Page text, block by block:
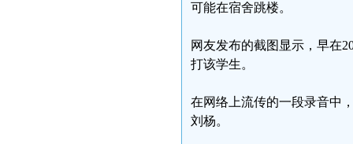
可能在宿舍跳楼。
网友发布的截图显示，早在
打该学生。
在网络上流传的一段录音中
刘杨。